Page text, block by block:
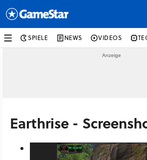
SPIELE NEWS VIDEOS
Earthrise -